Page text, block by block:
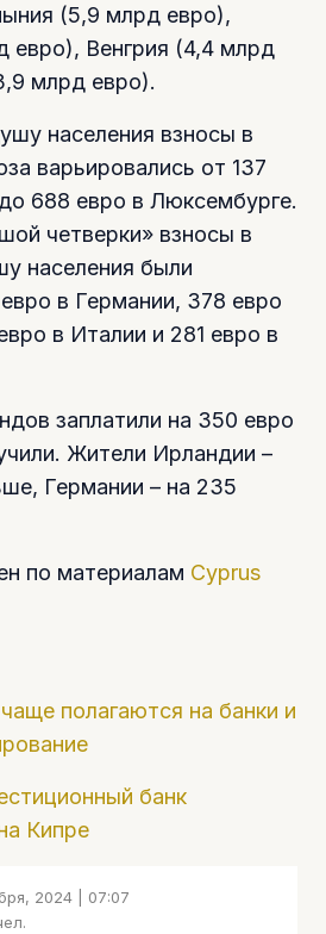
(5,9 млрд евро),
евро), Венгрия (4,4 млрд
млрд евро).
населения взносы в
варьировались от 137
688 евро в Люксембурге.
четверки» взносы в
населения были
в Германии, 378 евро
в Италии и 281 евро в
заплатили на 350 евро
Жители Ирландии –
Германии – на 235
по материалам Cyprus
полагаются на банки и
банк
Кипре
2024 | 07:07